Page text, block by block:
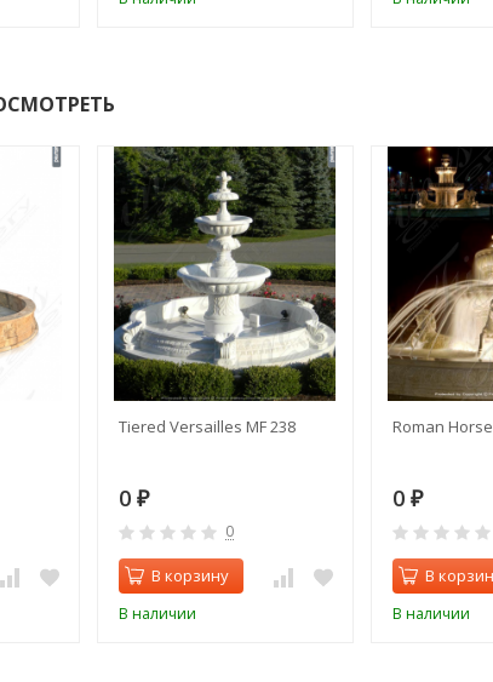
Tiered Versailles MF 238
0 ₽
0
В корзину
В наличии
Roman
0 ₽
В
В наличии